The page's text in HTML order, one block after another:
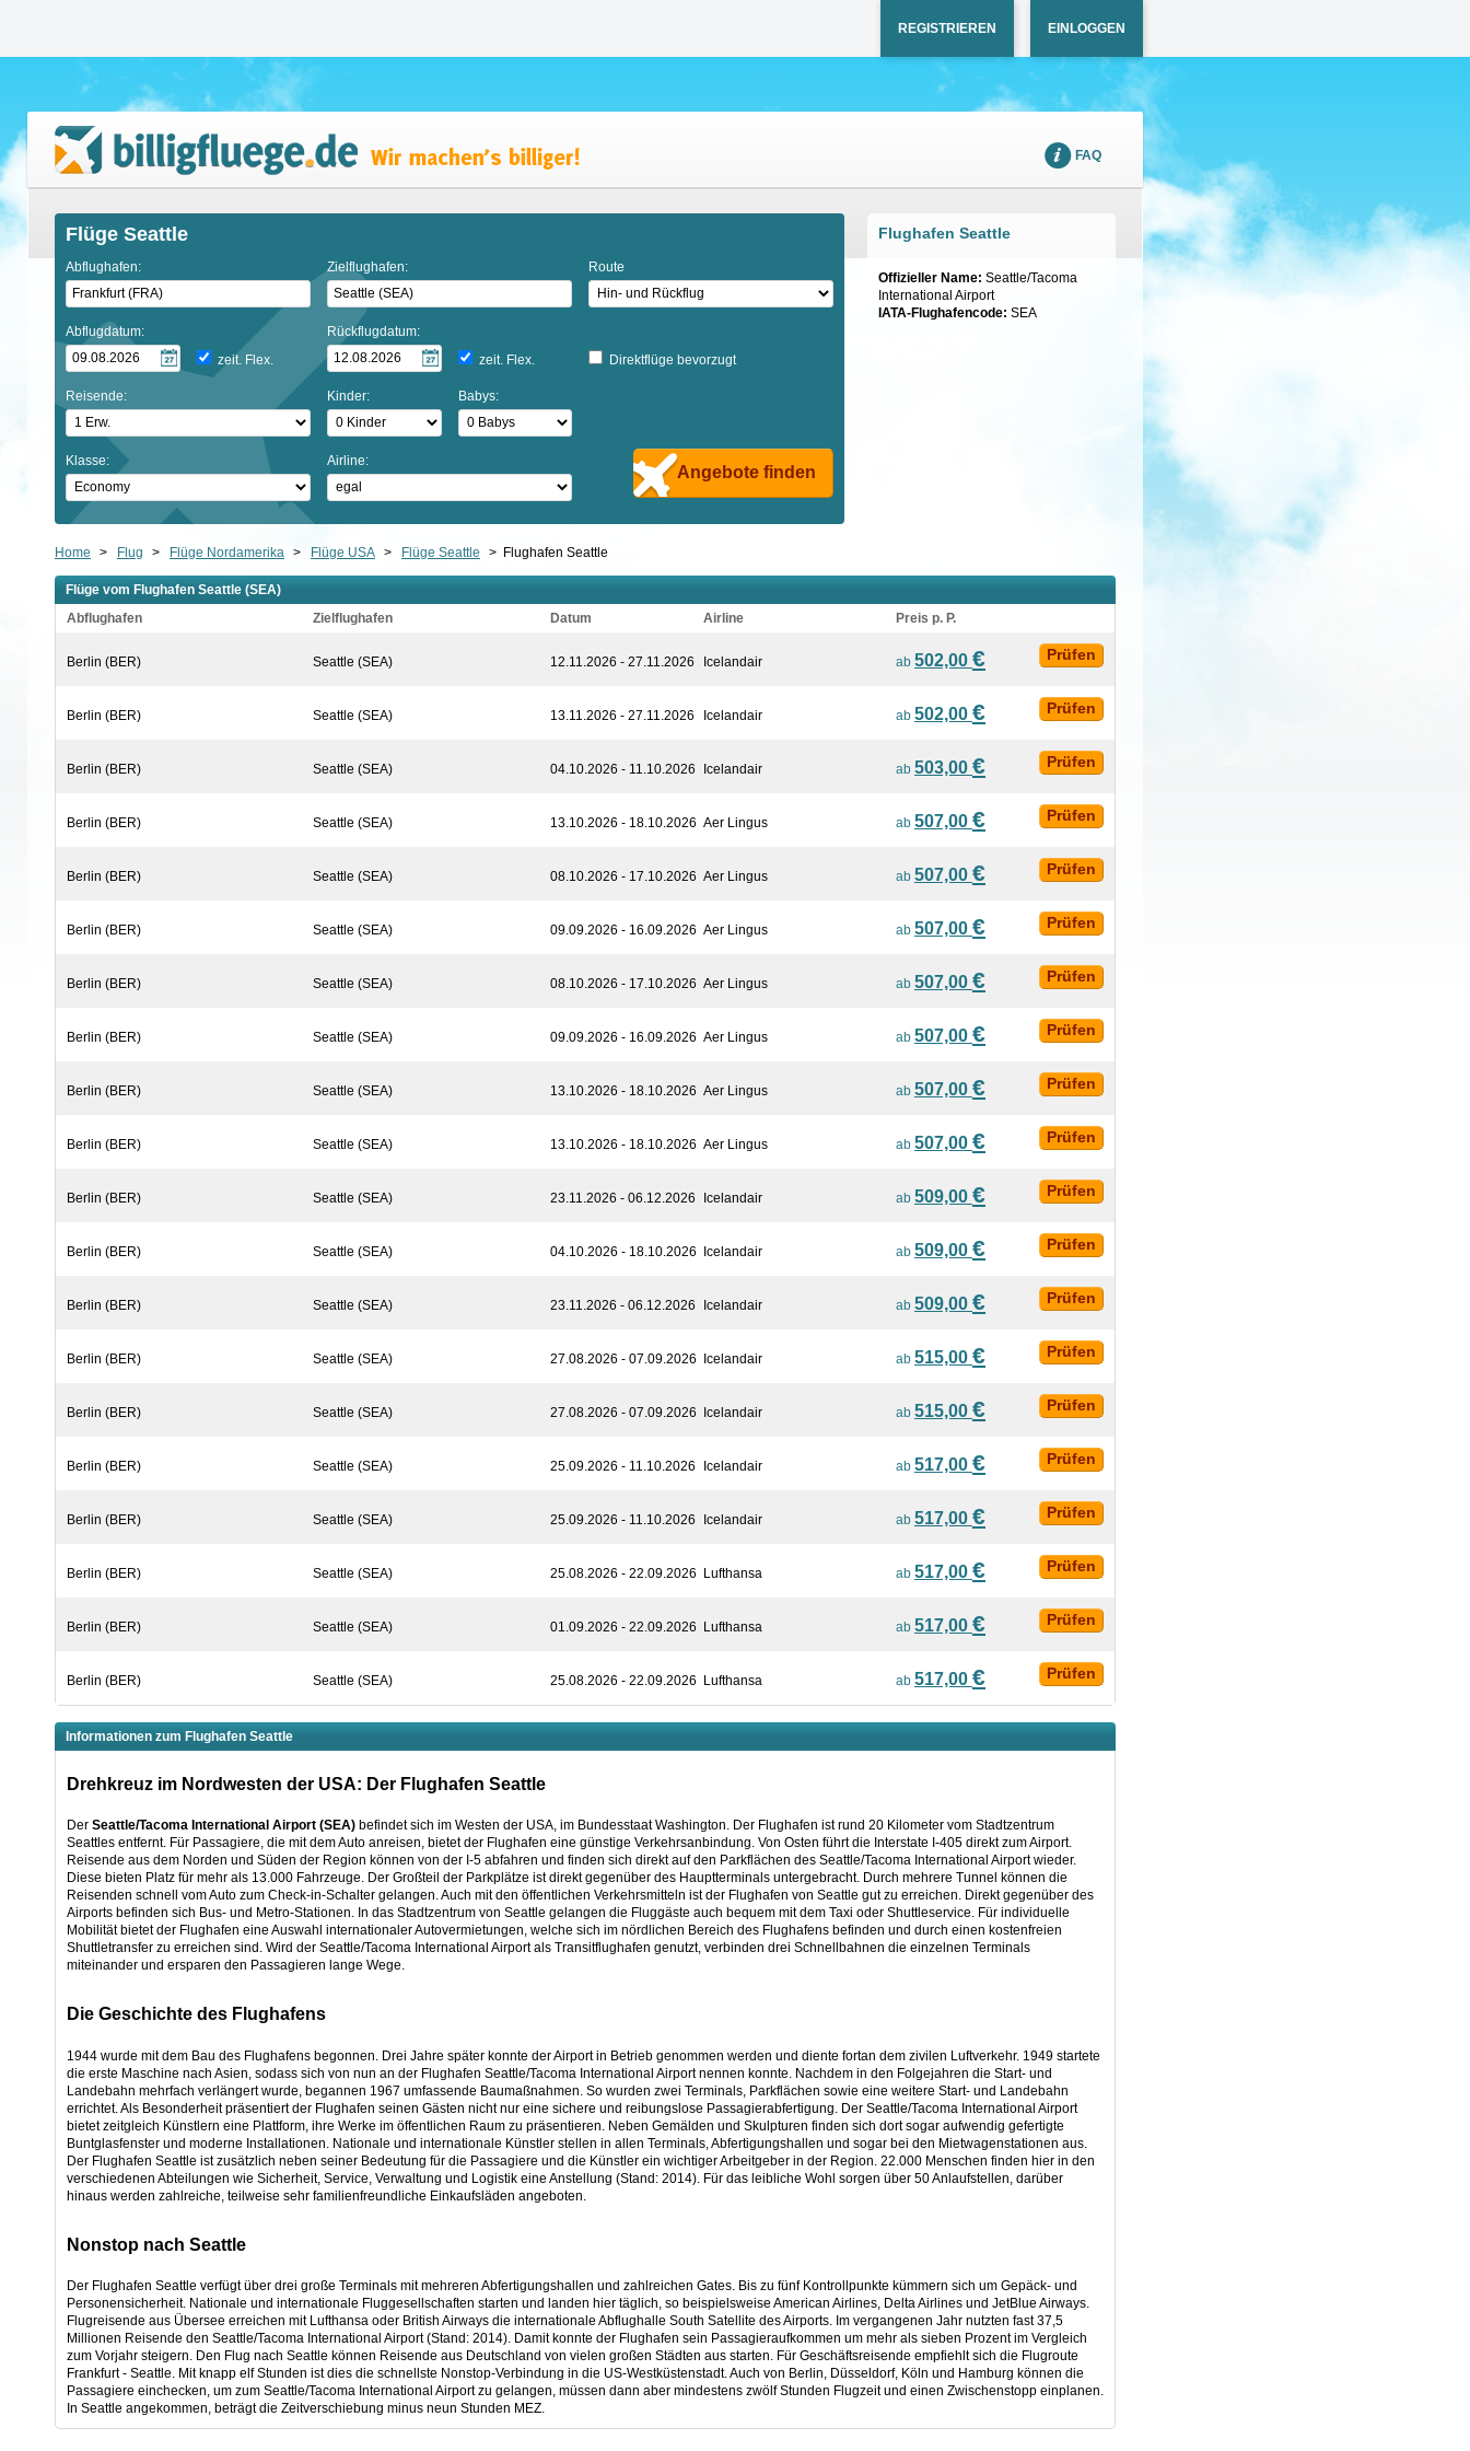
REGISTRIEREN EINLOGGEN
FAQ
Flüge Seattle
Abflughafen: Zielflughafen: Route
Abflugdatum:
zeit. Flex.
Rückflugdatum:
zeit. Flex.
Direktflüge bevorzugt
Reisende: Kinder: Babys:
Klasse: Airline:
Angebote finden
Flughafen Seattle
Offizieller Name: Seattle/Tacoma
International Airport
IATA-Flughafencode: SEA
Home > Flug > Flüge Nordamerika > Flüge USA > Flüge Seattle > Flughafen Seattle
Flüge vom Flughafen Seattle (SEA)
Abflughafen
Zielflughafen Datum Airline Preis p. P.
Berlin (BER) Seattle (SEA) 12.11.2026 - 27.11.2026 Icelandair ab 502,00 € Prüfen
Berlin (BER) Seattle (SEA) 13.11.2026 - 27.11.2026 Icelandair ab 502,00 € Prüfen
Berlin (BER) Seattle (SEA) 04.10.2026 - 11.10.2026 Icelandair ab 503,00 € Prüfen
Berlin (BER) Seattle (SEA) 13.10.2026 - 18.10.2026 Aer Lingus ab 507,00 € Prüfen
Berlin (BER) Seattle (SEA) 08.10.2026 - 17.10.2026 Aer Lingus ab 507,00 € Prüfen
Berlin (BER) Seattle (SEA) 09.09.2026 - 16.09.2026 Aer Lingus ab 507,00 € Prüfen
Berlin (BER) Seattle (SEA) 08.10.2026 - 17.10.2026 Aer Lingus ab 507,00 € Prüfen
Berlin (BER) Seattle (SEA) 09.09.2026 - 16.09.2026 Aer Lingus ab 507,00 € Prüfen
Berlin (BER) Seattle (SEA) 13.10.2026 - 18.10.2026 Aer Lingus ab 507,00 € Prüfen
Berlin (BER) Seattle (SEA) 13.10.2026 - 18.10.2026 Aer Lingus ab 507,00 € Prüfen
Berlin (BER) Seattle (SEA) 23.11.2026 - 06.12.2026 Icelandair ab 509,00 € Prüfen
Berlin (BER) Seattle (SEA) 04.10.2026 - 18.10.2026 Icelandair ab 509,00 € Prüfen
Berlin (BER) Seattle (SEA) 23.11.2026 - 06.12.2026 Icelandair ab 509,00 € Prüfen
Berlin (BER) Seattle (SEA) 27.08.2026 - 07.09.2026 Icelandair ab 515,00 € Prüfen
Berlin (BER) Seattle (SEA) 27.08.2026 - 07.09.2026 Icelandair ab 515,00 € Prüfen
Berlin (BER) Seattle (SEA) 25.09.2026 - 11.10.2026 Icelandair ab 517,00 € Prüfen
Berlin (BER) Seattle (SEA) 25.09.2026 - 11.10.2026 Icelandair ab 517,00 € Prüfen
Berlin (BER) Seattle (SEA) 25.08.2026 - 22.09.2026 Lufthansa ab 517,00 € Prüfen
Berlin (BER) Seattle (SEA) 01.09.2026 - 22.09.2026 Lufthansa ab 517,00 € Prüfen
Berlin (BER) Seattle (SEA) 25.08.2026 - 22.09.2026 Lufthansa ab 517,00 € Prüfen
Informationen zum Flughafen Seattle
Drehkreuz im Nordwesten der USA: Der Flughafen Seattle
Der Seattle/Tacoma International Airport (SEA)befindet sich im Westen der USA, im Bundesstaat Washington. Der Flughafen ist rund 20 Kilometer vom Stadtzentrum
Seattles entfernt. Für Passagiere, die mit dem Auto anreisen, bietet der Flughafen eine günstige Verkehrsanbindung. Von Osten führt die Interstate I-405 direkt zum Airport.
Reisende aus dem Norden und Süden der Region können von der I-5 abfahren und finden sich direkt auf den Parkflächen des Seattle/Tacoma International Airport wieder.
Diese bieten Platz für mehr als 13.000 Fahrzeuge. Der Großteil der Parkplätze ist direkt gegenüber des Hauptterminals untergebracht. Durch mehrere Tunnel können die
Reisenden schnell vom Auto zum Check-in-Schalter gelangen. Auch mit den öffentlichen Verkehrsmitteln ist der Flughafen von Seattle gut zu erreichen. Direkt gegenüber des
Airports befinden sich Bus- und Metro-Stationen. In das Stadtzentrum von Seattle gelangen die Fluggäste auch bequem mit dem Taxi oder Shuttleservice. Für individuelle
Mobilität bietet der Flughafen eine Auswahl internationaler Autovermietungen, welche sich im nördlichen Bereich des Flughafens befinden und durch einen kostenfreien
Shuttletransfer zu erreichen sind. Wird der Seattle/Tacoma International Airport als Transitflughafen genutzt, verbinden drei Schnellbahnen die einzelnen Terminals
miteinander und ersparen den Passagieren lange Wege.
Die Geschichte des Flughafens
1944 wurde mit dem Bau des Flughafens begonnen. Drei Jahre später konnte der Airport in Betrieb genommen werden und diente fortan dem zivilen Luftverkehr. 1949 startete
die erste Maschine nach Asien, sodass sich von nun an der Flughafen Seattle/Tacoma International Airport nennen konnte. Nachdem in den Folgejahren die Start- und
Landebahn mehrfach verlängert wurde, begannen 1967 umfassende Baumaßnahmen. So wurden zwei Terminals, Parkflächen sowie eine weitere Start- und Landebahn
errichtet. Als Besonderheit präsentiert der Flughafen seinen Gästen nicht nur eine sichere und reibungslose Passagierabfertigung. Der Seattle/Tacoma International Airport
bietet zeitgleich Künstlern eine Plattform, ihre Werke im öffentlichen Raum zu präsentieren. Neben Gemälden und Skulpturen finden sich dort sogar aufwendig gefertigte
Buntglasfenster und moderne Installationen. Nationale und internationale Künstler stellen in allen Terminals, Abfertigungshallen und sogar bei den Mietwagenstationen aus.
Der Flughafen Seattle ist zusätzlich neben seiner Bedeutung für die Passagiere und die Künstler ein wichtiger Arbeitgeber in der Region. 22.000 Menschen finden hier in den
verschiedenen Abteilungen wie Sicherheit, Service, Verwaltung und Logistik eine Anstellung (Stand: 2014). Für das leibliche Wohl sorgen über 50 Anlaufstellen, darüber
hinaus werden zahlreiche, teilweise sehr familienfreundliche Einkaufsläden angeboten.
Nonstop nach Seattle
Der Flughafen Seattle verfügt über drei große Terminals mit mehreren Abfertigungshallen und zahlreichen Gates. Bis zu fünf Kontrollpunkte kümmern sich um Gepäck- und
Personensicherheit. Nationale und internationale Fluggesellschaften starten und landen hier täglich, so beispielsweise American Airlines, Delta Airlines und JetBlue Airways.
Flugreisende aus Übersee erreichen mit Lufthansa oder British Airways die internationale Abflughalle South Satellite des Airports. Im vergangenen Jahr nutzten fast 37,5
Millionen Reisende den Seattle/Tacoma International Airport (Stand: 2014). Damit konnte der Flughafen sein Passagieraufkommen um mehr als sieben Prozent im Vergleich
zum Vorjahr steigern. Den Flug nach Seattle können Reisende aus Deutschland von vielen großen Städten aus starten. Für Geschäftsreisende empfiehlt sich die Flugroute
Frankfurt - Seattle. Mit knapp elf Stunden ist dies die schnellste Nonstop-Verbindung in die US-Westküstenstadt. Auch von Berlin, Düsseldorf, Köln und Hamburg können die
Passagiere einchecken, um zum Seattle/Tacoma International Airport zu gelangen, müssen dann aber mindestens zwölf Stunden Flugzeit und einen Zwischenstopp einplanen.
In Seattle angekommen, beträgt die Zeitverschiebung minus neun Stunden MEZ.